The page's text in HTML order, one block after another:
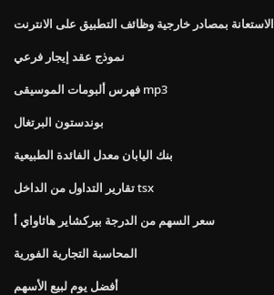
الاستعانة بمصادر خارجية وظائف التطبيق على الانترنت
نموذج عقد إيجار فرعي
فهرس ألبومات الموسيقى mp3
بوندستون البرتغال
بنك اليابان معدل الفائدة الطبيعية
تقارير التداول من الداخل tsx
سعر السهم من الدرجة بيركشاير هاثاواي أ
المحاسبة التجارية الفورية
أفضل يوم لبيع الأسهم